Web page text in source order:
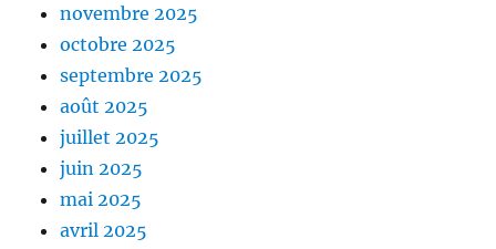
novembre 2025
octobre 2025
septembre 2025
août 2025
juillet 2025
juin 2025
mai 2025
avril 2025